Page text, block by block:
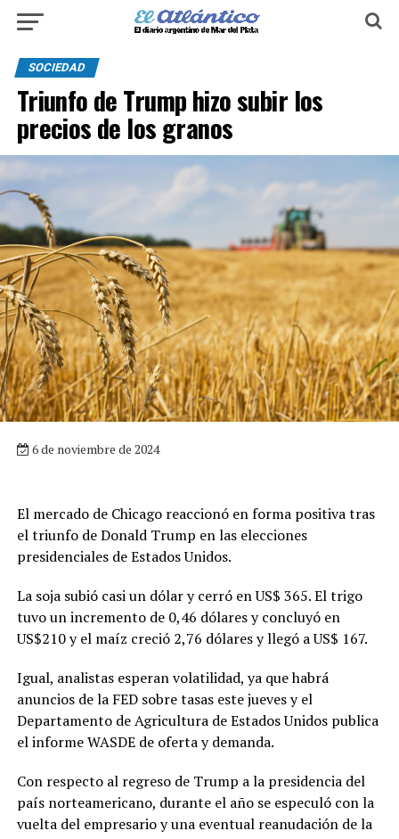
SOCIEDAD
Triunfo de Trump hizo subir los
precios de los granos
6 de noviembre de 2024
El mercado de Chicago reaccionó en forma positiva tras
el triunfo de Donald Trump en las elecciones
presidenciales de Estados Unidos.
La soja subió casi un dólar y cerró en US$ 365. El trigo
tuvo un incremento de 0,46 dólares y concluyó en
US$210 y el maíz creció 2,76 dólares y llegó a US$ 167.
Igual, analistas esperan volatilidad, ya que habrá
anuncios de la FED sobre tasas este jueves y el
Departamento de Agricultura de Estados Unidos publica
el informe WASDE de oferta y demanda.
Con respecto al regreso de Trump a la presidencia del
país norteamericano, durante el año se especuló con la
vuelta del empresario y una eventual reanudación de la